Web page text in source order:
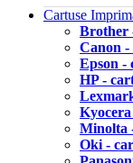
Cartuse
Brother
Canon -
Epson -
HP -
Minolta
Oki -